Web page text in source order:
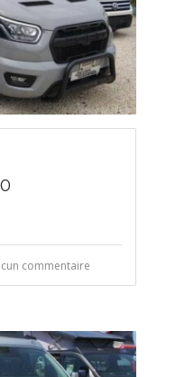
commentaire